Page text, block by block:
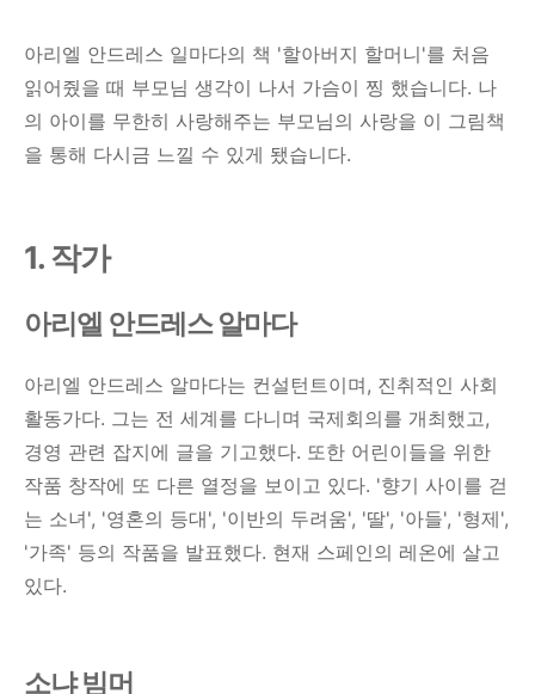
아리엘 안드레스 일마다의 책 '할아버지 할머니'를 처음
읽어줬을 때 부모님 생각이 나서 가슴이 찡 했습니다. 나
의 아이를 무한히 사랑해주는 부모님의 사랑을 이 그림책
을 통해 다시금 느낄 수 있게 됐습니다.
1. 작가
아리엘 안드레스 알마다
아리엘 안드레스 알마다는 컨설턴트이며, 진취적인 사회
활동가다. 그는 전 세계를 다니며 국제회의를 개최했고,
경영 관련 잡지에 글을 기고했다. 또한 어린이들을 위한
작품 창작에 또 다른 열정을 보이고 있다. '향기 사이를 걷
는 소녀', '영혼의 등대', '이반의 두려움', '딸', '아들', '형제',
'가족' 등의 작품을 발표했다. 현재 스페인의 레온에 살고
있다.
소냐 빔머